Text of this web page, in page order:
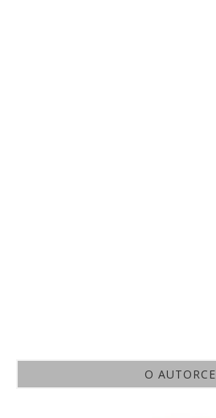
O AUTORCE